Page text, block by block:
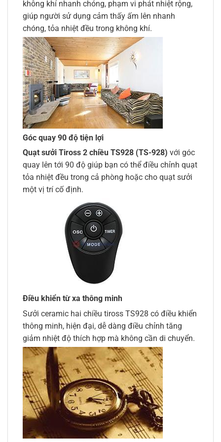
không khí nhanh chóng, phạm vi phát nhiệt rộng,
giúp người sử dụng cảm thấy ấm lên nhanh
chóng, tỏa nhiệt đều trong không khí.
Góc quay 90 độ tiện lợi
Quạt sưởi Tiross 2 chiều TS928 (TS-928) với góc
quay lên tới 90 độ giúp bạn có thể điều chỉnh quạt
tỏa nhiệt đều trong cả phòng hoặc cho quạt sưởi
một vị trí cố định.
Điều khiển từ xa thông minh
Sưởi ceramic hai chiều tiross TS928 có điều khiển
thông minh, hiện đại, dễ dàng điều chỉnh tăng
giảm nhiệt độ thích hợp mà không cần di chuyển.